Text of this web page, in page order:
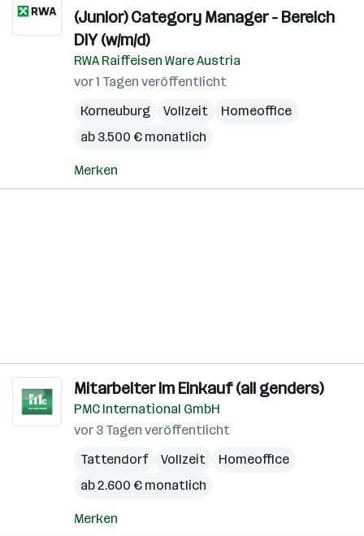
(Junior) Category Manager - Bereich
DIY (w/m/d)
RWA Raiffeisen Ware Austria
vor 1 Tagen veröffentlicht
Korneuburg
Vollzeit
Homeoffice
ab 3.500 € monatlich
Merken
Mitarbeiter im Einkauf (all genders)
PMC International GmbH
vor 3 Tagen veröffentlicht
Tattendorf
Vollzeit
Homeoffice
ab 2.600 € monatlich
Merken